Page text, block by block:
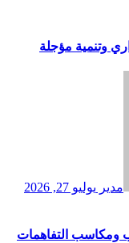
وتنمية مؤجلة
مدير يوليو 27, 2026
ومكاسب التفاهمات